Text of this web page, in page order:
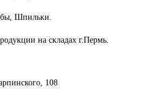
Шпильки.
на складах г.Пермь.
108